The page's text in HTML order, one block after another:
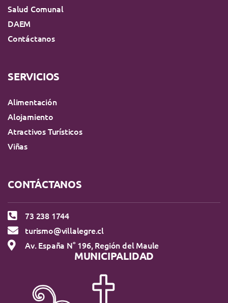
Salud Comunal
DAEM
Contáctanos
SERVICIOS
Alimentación
Alojamiento
Atractivos Turísticos
Viñas
CONTÁCTANOS
73 238 1744
turismo@villalegre.cl
Av. España N° 196, Región del Maule
MUNICIPALIDAD